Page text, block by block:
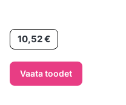
Hind10,52 €
Vaata toodet